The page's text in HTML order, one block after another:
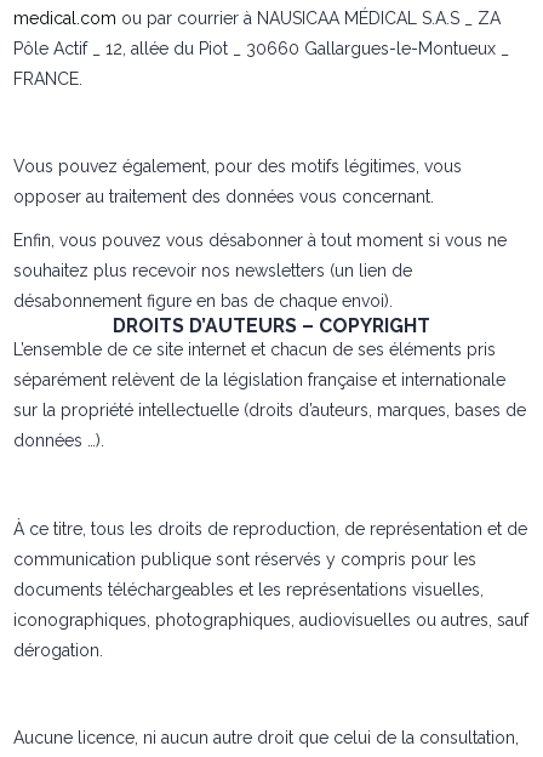
medical.com ou par courrier à NAUSICAA MÉDICAL S.A.S _ ZA
Pôle Actif _ 12, allée du Piot _ 30660 Gallargues-le-Montueux _
FRANCE.
Vous pouvez également, pour des motifs légitimes, vous
opposer au traitement des données vous concernant.
Enfin, vous pouvez vous désabonner à tout moment si vous ne
souhaitez plus recevoir nos newsletters (un lien de
désabonnement figure en bas de chaque envoi).
DROITS D’AUTEURS – COPYRIGHT
L’ensemble de ce site internet et chacun de ses éléments pris
séparément relèvent de la législation française et internationale
sur la propriété intellectuelle (droits d’auteurs, marques, bases de
données …).
À ce titre, tous les droits de reproduction, de représentation et de
communication publique sont réservés y compris pour les
documents téléchargeables et les représentations visuelles,
iconographiques, photographiques, audiovisuelles ou autres, sauf
dérogation.
Aucune licence, ni aucun autre droit que celui de la consultation,